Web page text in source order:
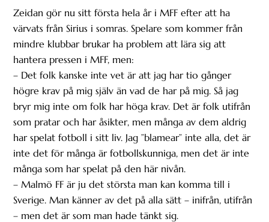
Zeidan gör nu sitt första hela år i MFF efter att ha
värvats från Sirius i somras. Spelare som kommer från
mindre klubbar brukar ha problem att lära sig att
hantera pressen i MFF, men:
– Det folk kanske inte vet är att jag har tio gånger
högre krav på mig själv än vad de har på mig. Så jag
bryr mig inte om folk har höga krav. Det är folk utifrån
som pratar och har åsikter, men många av dem aldrig
har spelat fotboll i sitt liv. Jag ”blamear” inte alla, det är
inte det för många är fotbollskunniga, men det är inte
många som har spelat på den här nivån.
– Malmö FF är ju det största man kan komma till i
Sverige. Man känner av det på alla sätt – inifrån, utifrån
– men det är som man hade tänkt sig.